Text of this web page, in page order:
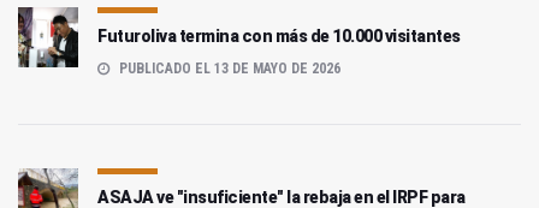
Futuroliva termina con más de 10.000 visitantes
PUBLICADO EL 13 DE MAYO DE 2026
ASAJA ve "insuficiente" la rebaja en el IRPF para